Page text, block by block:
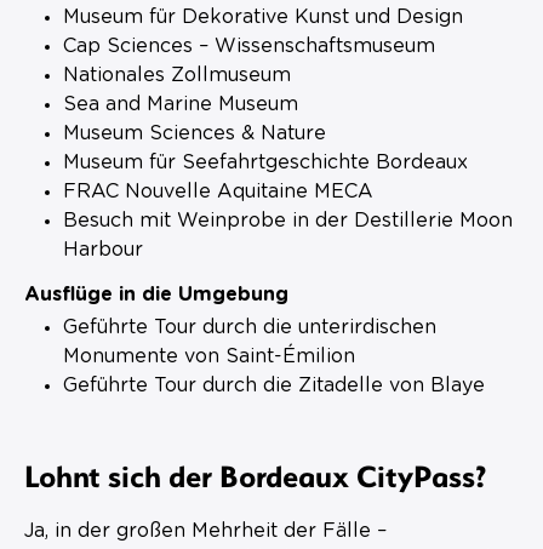
Museum für Dekorative Kunst und Design
Cap Sciences – Wissenschaftsmuseum
Nationales Zollmuseum
Sea and Marine Museum
Museum Sciences & Nature
Museum für Seefahrtgeschichte Bordeaux
FRAC Nouvelle Aquitaine MECA
Besuch mit Weinprobe in der Destillerie Moon
Harbour
Ausflüge in die Umgebung
Geführte Tour durch die unterirdischen
Monumente von Saint-Émilion
Geführte Tour durch die Zitadelle von Blaye
Lohnt sich der Bordeaux CityPass?
Ja, in der großen Mehrheit der Fälle –